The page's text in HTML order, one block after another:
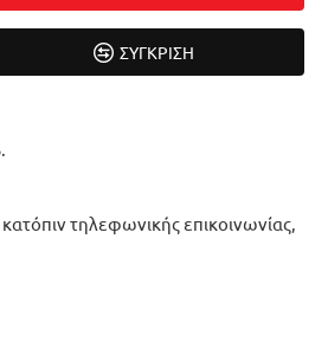
ΣΎΓΚΡΙΣΗ
τηλεφωνικής επικοινωνίας,